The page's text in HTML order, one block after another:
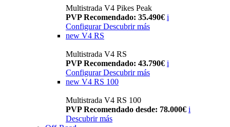
Multistrada V4 Pikes Peak
PVP Recomendado: 35.490€ i
Configurar Descubrir más
new V4 RS
Multistrada V4 RS
PVP Recomendado: 43.790€ i
ConfigurarDescubrir más
new V4 RS 100
Multistrada V4 RS 100
PVP Recomendado desde: 78.000€ i
Descubrir más